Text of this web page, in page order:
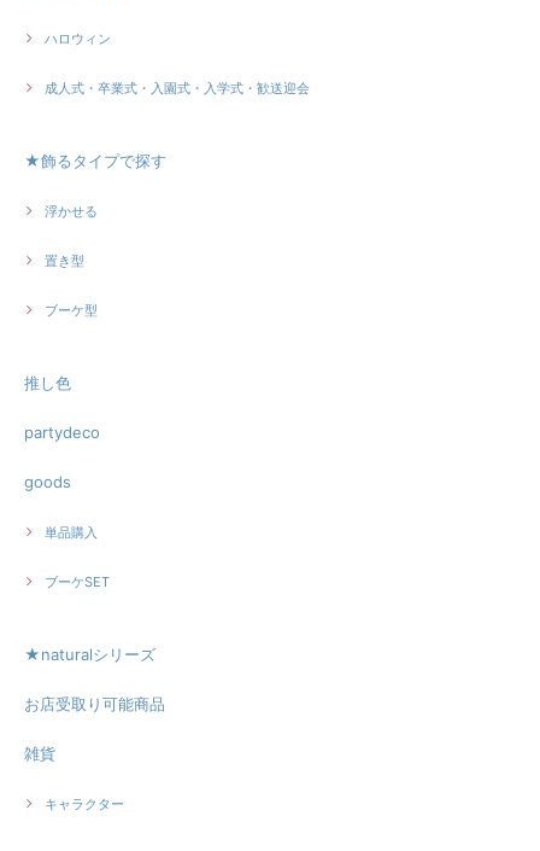
ハロウィン
成人式・卒業式・入園式・入学式・歓送迎会
★飾るタイプで探す
浮かせる
置き型
ブーケ型
推し色
partydeco
goods
単品購入
ブーケSET
★naturalシリーズ
お店受取り可能商品
雑貨
キャラクター